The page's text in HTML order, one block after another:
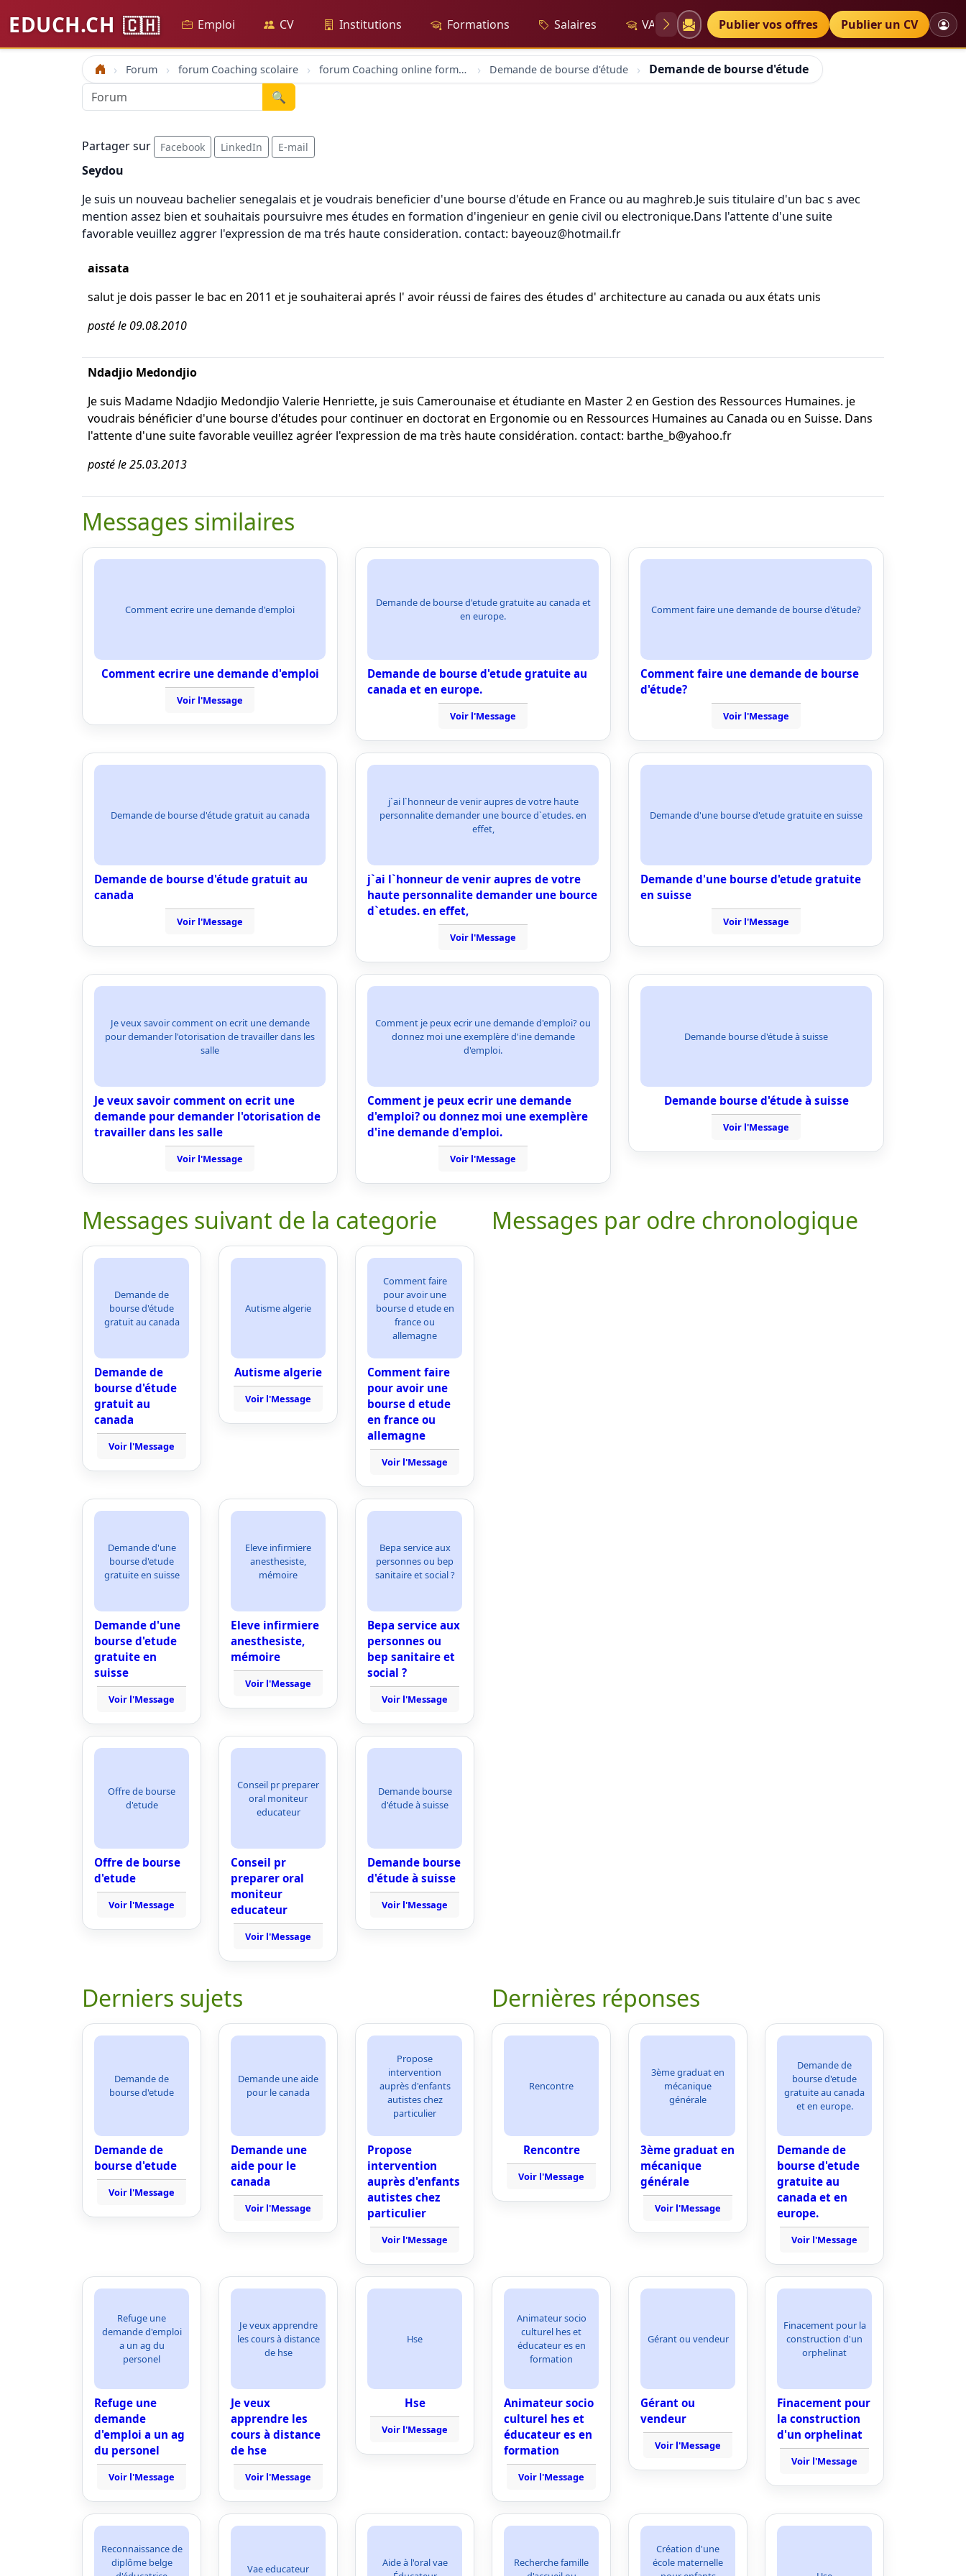
EDUCH.CH 🇨🇭 Emploi CV Institutions Formations Salaires VAE Diplômes Petites annonces
Publier vos offres Publier un CV
Accueil Forum forum Coaching scolaire forum Coaching online formation professionelle emploi education Demande de bourse d'étude
Demande de bourse d'étude
🔍
Partager sur Facebook LinkedIn E-mail
Seydou
Je suis un nouveau bachelier senegalais et je voudrais beneficier d'une bourse d'étude en France ou au maghreb.Je suis titulaire d'un bac s avec
mention assez bien et souhaitais poursuivre mes études en formation d'ingenieur en genie civil ou electronique.Dans l'attente d'une suite
favorable veuillez aggrer l'expression de ma trés haute consideration. contact: bayeouz@hotmail.fr
aissata
salut je dois passer le bac en 2011 et je souhaiterai aprés l' avoir réussi de faires des études d' architecture au canada ou aux états unis
posté le 09.08.2010
Ndadjio Medondjio
Je suis Madame Ndadjio Medondjio Valerie Henriette, je suis Camerounaise et étudiante en Master 2 en Gestion des Ressources Humaines. je
voudrais bénéficier d'une bourse d'études pour continuer en doctorat en Ergonomie ou en Ressources Humaines au Canada ou en Suisse. Dans
l'attente d'une suite favorable veuillez agréer l'expression de ma très haute considération. contact: barthe_b@yahoo.fr
posté le 25.03.2013
Messages similaires
Comment ecrire une demande d'emploi
Comment ecrire une demande d'emploi
Voir l'Message
Demande de bourse d'etude gratuite au canada et
en europe.
Demande de bourse d'etude gratuite au
canada et en europe.
Voir l'Message
Comment faire une demande de bourse d'étude?
Comment faire une demande de bourse
d'étude?
Voir l'Message
Demande de bourse d'étude gratuit au canada
Demande de bourse d'étude gratuit au
canada
Voir l'Message
j`ai l`honneur de venir aupres de votre haute
personnalite demander une bource d`etudes. en
effet,
j`ai l`honneur de venir aupres de votre
haute personnalite demander une bource
d`etudes. en effet,
Voir l'Message
Demande d'une bourse d'etude gratuite en suisse
Demande d'une bourse d'etude gratuite
en suisse
Voir l'Message
Je veux savoir comment on ecrit une demande
pour demander l'otorisation de travailler dans les
salle
Je veux savoir comment on ecrit une
demande pour demander l'otorisation de
travailler dans les salle
Voir l'Message
Comment je peux ecrir une demande d'emploi? ou
donnez moi une exemplère d'ine demande
d'emploi.
Comment je peux ecrir une demande
d'emploi? ou donnez moi une exemplère
d'ine demande d'emploi.
Voir l'Message
Demande bourse d'étude à suisse
Demande bourse d'étude à suisse
Voir l'Message
Messages suivant de la categorie
Demande de
bourse d'étude
gratuit au canada
Demande de
bourse d'étude
gratuit au
canada
Voir l'Message
Autisme algerie
Autisme algerie
Voir l'Message
Comment faire
pour avoir une
bourse d etude en
france ou
allemagne
Comment faire
pour avoir une
bourse d etude
en france ou
allemagne
Voir l'Message
Demande d'une
bourse d'etude
gratuite en suisse
Demande d'une
bourse d'etude
gratuite en
suisse
Voir l'Message
Eleve infirmiere
anesthesiste,
mémoire
Eleve infirmiere
anesthesiste,
mémoire
Voir l'Message
Bepa service aux
personnes ou bep
sanitaire et social ?
Bepa service aux
personnes ou
bep sanitaire et
social ?
Voir l'Message
Offre de bourse
d'etude
Offre de bourse
d'etude
Voir l'Message
Conseil pr preparer
oral moniteur
educateur
Conseil pr
preparer oral
moniteur
educateur
Voir l'Message
Demande bourse
d'étude à suisse
Demande bourse
d'étude à suisse
Voir l'Message
Messages par odre chronologique
Derniers sujets
Demande de
bourse d'etude
Demande de
bourse d'etude
Voir l'Message
Demande une aide
pour le canada
Demande une
aide pour le
canada
Voir l'Message
Propose
intervention
auprès d'enfants
autistes chez
particulier
Propose
intervention
auprès d'enfants
autistes chez
particulier
Voir l'Message
Refuge une
demande d'emploi
a un ag du
personel
Refuge une
demande
d'emploi a un ag
du personel
Voir l'Message
Je veux apprendre
les cours à distance
de hse
Je veux
apprendre les
cours à distance
de hse
Voir l'Message
Hse
Hse
Voir l'Message
Reconnaissance de
diplôme belge
Vae educateur
Aide à l'oral vae
Dernières réponses
Rencontre
Rencontre
Voir l'Message
3ème graduat en
mécanique
générale
3ème graduat en
mécanique
générale
Voir l'Message
Demande de
bourse d'etude
gratuite au canada
et en europe.
Demande de
bourse d'etude
gratuite au
canada et en
europe.
Voir l'Message
Animateur socio
culturel hes et
éducateur es en
formation
Animateur socio
culturel hes et
éducateur es en
formation
Voir l'Message
Gérant ou vendeur
Gérant ou
vendeur
Voir l'Message
Finacement pour la
construction d'un
orphelinat
Finacement pour
la construction
d'un orphelinat
Voir l'Message
Recherche famille
Création d'une
école maternelle